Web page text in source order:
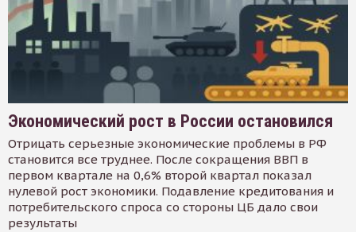
Экономический рост в России остановился
Отрицать серьезные экономические проблемы в РФ
становится все труднее. После сокращения ВВП в
первом квартале на 0,6% второй квартал показал
нулевой рост экономики. Подавление кредитования и
потребительского спроса со стороны ЦБ дало свои
результаты